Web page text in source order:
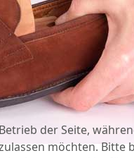
der Seite,
möchten.